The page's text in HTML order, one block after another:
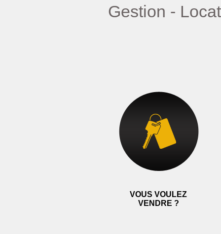
Gestion -
VOUS VOULEZ
VENDRE ?